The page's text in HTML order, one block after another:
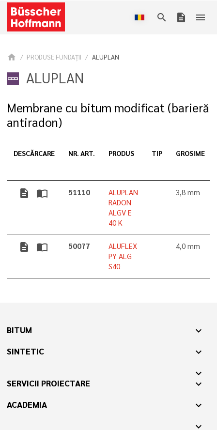
search description menu
home PRODUSE FUNDAȚII ALUPLAN
ALUPLAN
Membrane cu bitum modificat (barieră
antiradon)
DESCĂRCARE NR. ART. PRODUS TIP GROSIME
description import_contacts 51110
ALUPLAN
RADON
ALGV E
40 K
3,8 mm
description import_contacts 50077
ALUFLEX
PY ALG
S40
4,0 mm
BITUM expand_more
SINTETIC
expand_more
expand_more
SERVICII PROIECTARE expand_more
ACADEMIA
expand_more
expand_more